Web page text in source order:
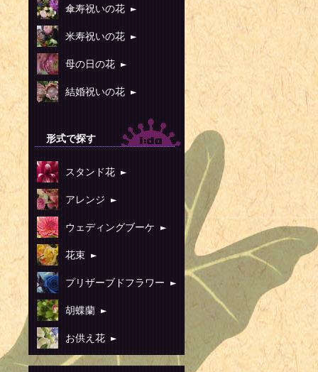
傘寿祝いの花 ►
米寿祝いの花 ►
母の日の花 ►
結婚祝いの花 ►
形式で探す
スタンド花 ►
アレンジ ►
ウェディングブーケ ►
花束 ►
プリザーブドフラワー ►
胡蝶蘭 ►
お供え花 ►